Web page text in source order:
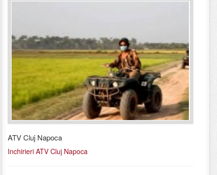
ATV Cluj Napoca
Inchirieri ATV Cluj Napoca